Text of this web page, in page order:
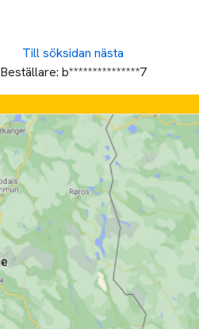
Till söksidan nästa
Beställare: b***************7